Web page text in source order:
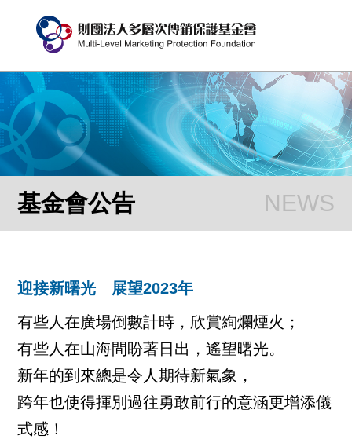
基金會公告
迎接新曙光 展望2023年
有些人在廣場倒數計時，欣賞絢爛煙火；
有些人在山海間盼著日出，遙望曙光。
新年的到來總是令人期待新氣象，
跨年也使得揮別過往勇敢前行的意涵更增添儀
式感！